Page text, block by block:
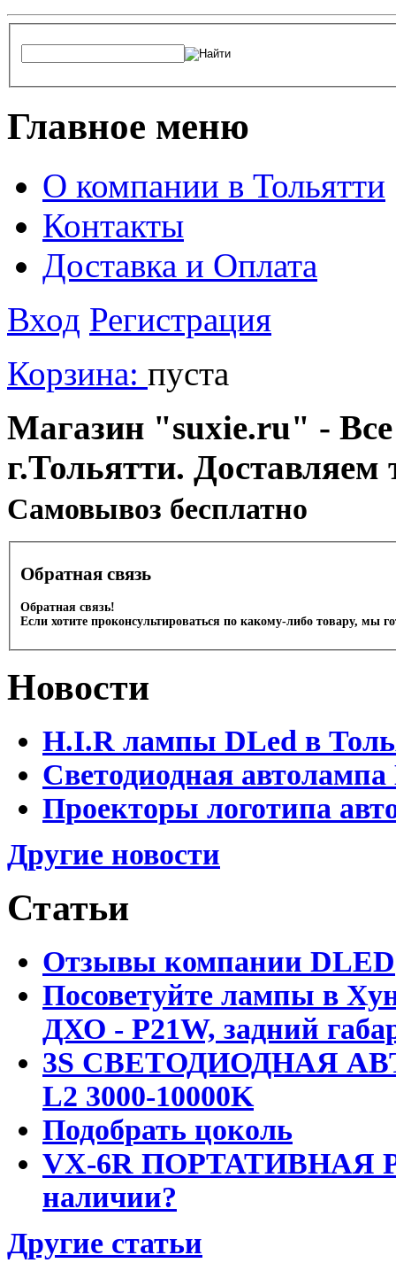
Главное меню
О компании в Тольятти
Контакты
Доставка и Оплата
Вход Регистрация
Корзина: пуста
Магазин "suxie.ru" - Все
г.Тольятти.
Cамовывоз бесплатно
Обратная связь
Обратная связь!
Если хотите проконсультироваться по какому-либо товару, мы
Новости
H.I.R лампы DLed в
Светодиодная
Проекторы логотипа
Другие новости
Статьи
Отзывы компании DLED
Посоветуйте лампы в
ДХО - P21W, задний
3S СВЕТОДИОДНАЯ
L2 3000-10000K
Подобрать цоколь
VX-6R ПОРТАТИВНАЯ
наличии?
Другие статьи